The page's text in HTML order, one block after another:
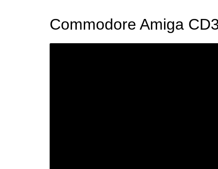
Commodore Amiga